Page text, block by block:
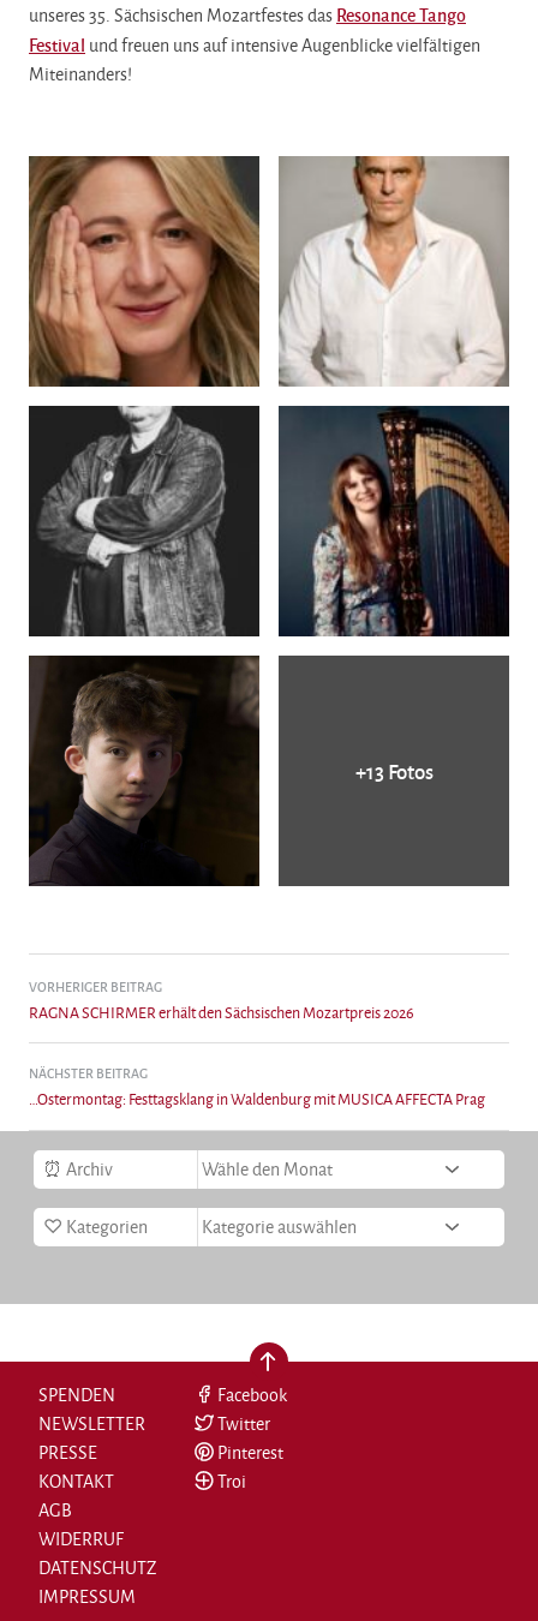
unseres 35. Sächsischen Mozartfestes das Resonance Tango
Festival und freuen uns auf intensive Augenblicke vielfältigen
Miteinanders!
+13 Fotos
VORHERIGER BEITRAG
RAGNA SCHIRMER erhält den Sächsischen Mozartpreis 2026
NÄCHSTER BEITRAG
…Ostermontag: Festtagsklang in Waldenburg mit MUSICA AFFECTA Prag
Archiv
Kategorien
nach oben
SPENDEN
NEWSLETTER
PRESSE
KONTAKT
AGB
WIDERRUF
DATENSCHUTZ
IMPRESSUM
Facebook
Twitter
Pinterest
Troi